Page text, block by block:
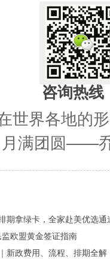
咨询热线
世界各地的
满团圆——
期拿绿卡，全家赴美优选通
欧盟黄金签证指南
新政费用、流程、排期全解